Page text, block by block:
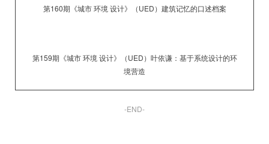
第160期《城市 环境 设计》（UED） 建筑记忆的口述档案
第159期《城市 环境 设计》（UED） 叶依谦：基于系统设计的环
境营造
-END-